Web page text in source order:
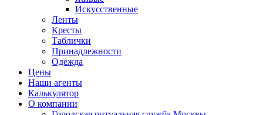
Искусственные
Ленты
Кресты
Таблички
Принадлежности
Одежда
Цены
Наши агенты
Калькулятор
О компании